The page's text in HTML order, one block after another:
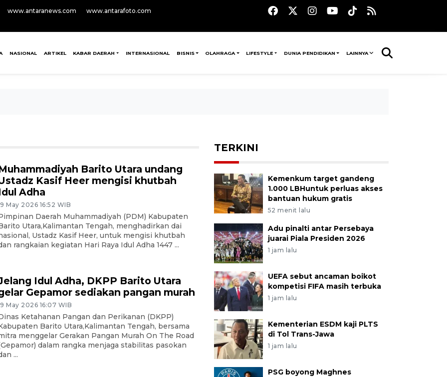
www.antaranews.com www.antarafoto.com
NASIONAL ARTIKEL KABAR DAERAH INTERNASIONAL BISNIS OLAHRAGA LIFESTYLE DUNIA PENDIDIKAN LAINNYA
Barito Utara undang
Kasif Heer mengisi khutbah
Adha
May 2026 16:52 WIB
Daerah Muhammadiyah (PDM) Kabupaten
Utara,Kalimantan Tengah, menghadirkan dai
Ustadz Kasif Heer, untuk mengisi khutbah
rangkaian kegiatan Hari Raya Idul Adha 1447 ...
Idul Adha, DKPP Barito Utara
Gepamor sediakan pangan murah
May 2026 16:07 WIB
Ketahanan Pangan dan Perikanan (DKPP)
Barito Utara,Kalimantan Tengah, bersama
menggelar Gerakan Pangan Murah On The Road
dalam rangka menjaga stabilitas pasokan
...
TERKINI
Kemenkum target gandeng
1.000 LBHuntuk perluas akses
bantuan hukum gratis
52 menit lalu
Adu pinalti antar Persebaya
juarai Piala Presiden 2026
1 jam lalu
UEFA sebut ancaman boikot
kompetisi FIFA masih terbuka
1 jam lalu
Kementerian ESDM kaji PLTS
di Tol Trans-Jawa
1 jam lalu
PSG boyong Maghnes